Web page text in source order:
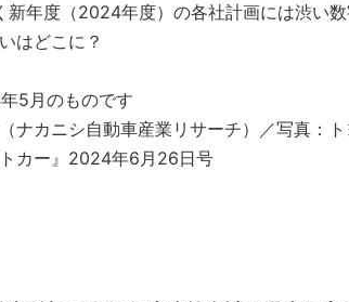
新年度（2024年度）の各社計画には渋い
はどこに？
5月のものです
ナカニシ自動車産業リサーチ）／写真：
カー』2024年6月26日号